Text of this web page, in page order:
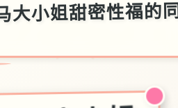
大小姐甜密性福的